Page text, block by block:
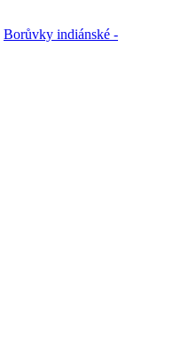
Borůvky indiánské -